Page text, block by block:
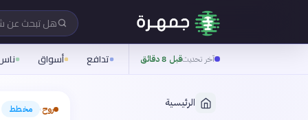
هل تبحث عن
آخر تحديثقبل 8 دقائق تدافع أسواق
الرئيسية روح› مخطط